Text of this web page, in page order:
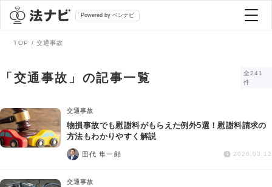
Powered by ベンナビ
全て
法律相談
弁護士を探す
おすすめ弁護士診断
TOP 交通事故
「交通事故」の記事一覧
全241
件
交通事故
物損事故でも慰謝料がもらえた例外5選！慰謝料請求の
方法もわかりやすく解説
田代 隼一郎 2026.03.12
交通事故